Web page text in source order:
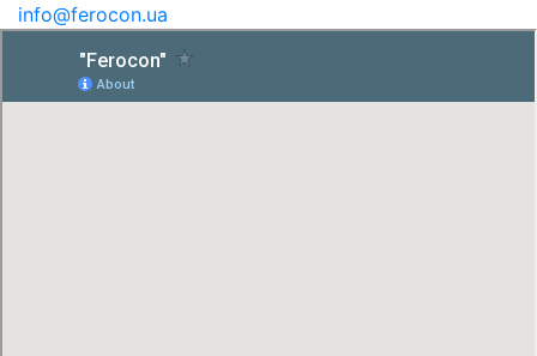
info@ferocon.ua